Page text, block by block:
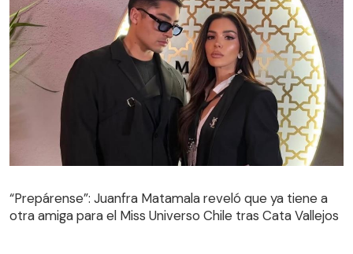
“Prepárense”: Juanfra Matamala reveló que ya tiene a
otra amiga para el Miss Universo Chile tras Cata Vallejos